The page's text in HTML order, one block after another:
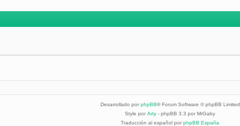
Desarrollado por phpBB® Forum Software © phpBB Limited
Style por Arty - phpBB 3.3 por MrGaby
Traducción al español por phpBB España